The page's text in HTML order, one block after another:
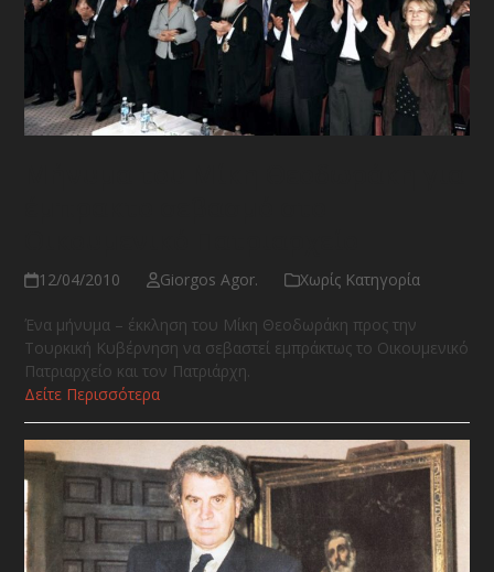
12/04/2010 Giorgos Agor. Χωρίς Κατηγορία
Ένα μήνυμα – έκκληση του Μίκη Θεοδωράκη προς την
Τουρκική Κυβέρνηση να σεβαστεί εμπράκτως το Οικουμενικό
Πατριαρχείο και τον Πατριάρχη.
Δείτε Περισσότερα